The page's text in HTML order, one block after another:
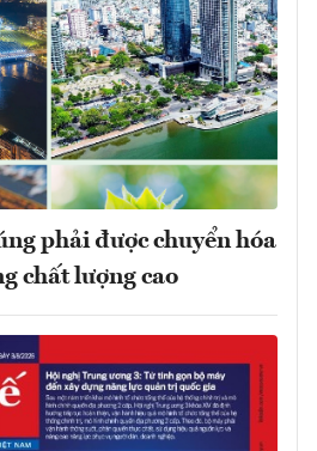
phải được chuyển hóa
chất lượng cao